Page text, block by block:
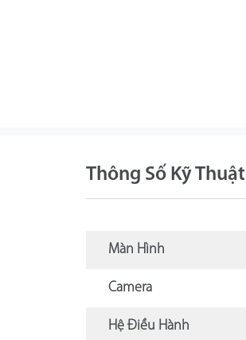
Thông Số Kỹ Thuật
Màn Hình
Camera
Hệ Điều Hành